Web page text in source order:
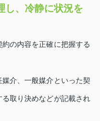
し、冷静に状況を
の内容を正確に把握する
介、一般媒介といった契
取り決めなどが記載され